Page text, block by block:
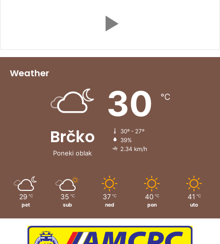
Weather
Brčko
Poneki oblak
30 ℃
30º - 27º
39%
2.34 km/h
29 ℃
pet
35 ℃
sub
37 ℃
ned
40 ℃
pon
41 ℃
uto